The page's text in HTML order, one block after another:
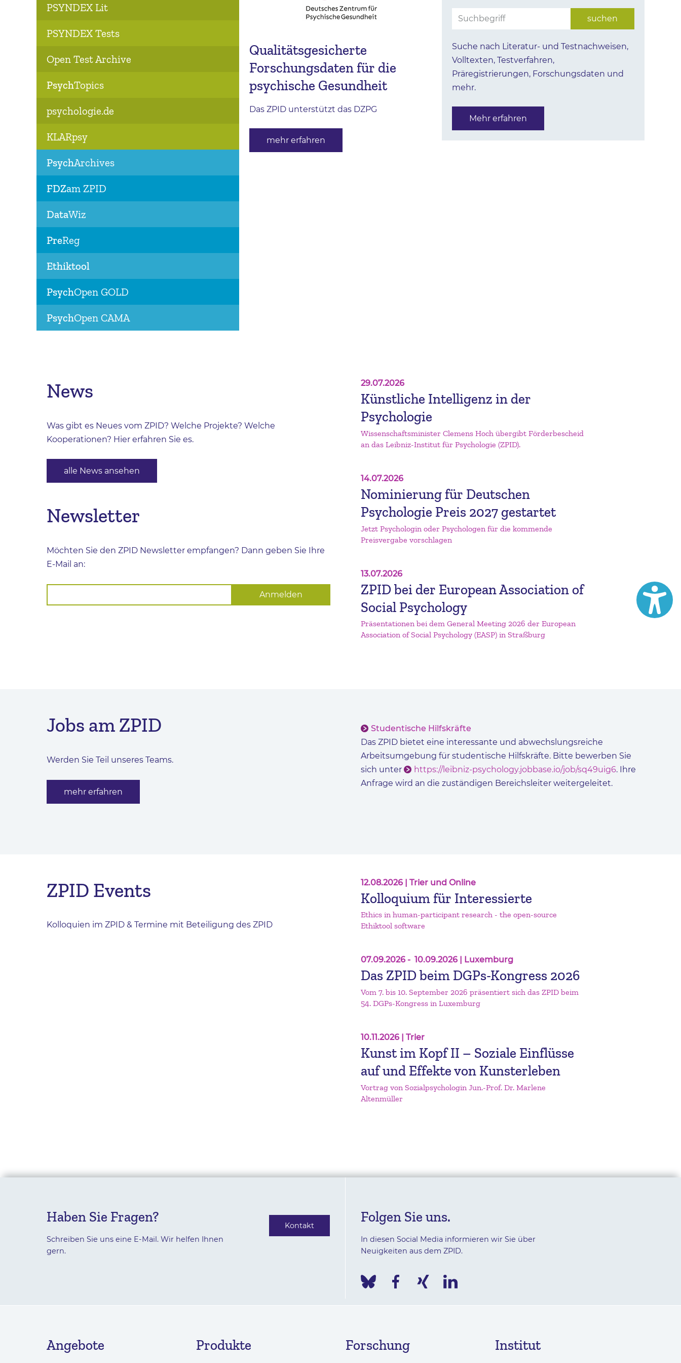
PSYNDEX Lit
PSYNDEX Tests
Open Test Archive
PsychTopics
psychologie.de
KLARpsy
PsychArchives
FDZam ZPID
DataWiz
PreReg
Ethiktool
PsychOpen GOLD
PsychOpen CAMA
Qualitätsgesicherte
Forschungsdaten für die
psychische Gesundheit
Das ZPID unterstützt das DZPG
mehr erfahren
Suche nach Literatur- und Testnachweisen,
Volltexten, Testverfahren,
Präregistrierungen, Forschungsdaten und
mehr.
Mehr erfahren
News
Was gibt es Neues vom ZPID? Welche Projekte? Welche
Kooperationen? Hier erfahren Sie es.
alle News ansehen
Newsletter
Möchten Sie den ZPID Newsletter empfangen? Dann geben Sie Ihre
E-Mail an:
29.07.2026
Künstliche Intelligenz in der
Psychologie
Wissenschaftsminister Clemens Hoch übergibt Förderbescheid
an das Leibniz-Institut für Psychologie (ZPID).
14.07.2026
Nominierung für Deutschen
Psychologie Preis 2027 gestartet
Jetzt Psychologin oder Psychologen für die kommende
Preisvergabe vorschlagen
13.07.2026
ZPID bei der European Association of
Social Psychology
Präsentationen bei dem General Meeting 2026 der European
Association of Social Psychology (EASP) in Straßburg
Jobs am ZPID
Werden Sie Teil unseres Teams.
mehr erfahren
Studentische Hilfskräfte
Das ZPID bietet eine interessante und abwechslungsreiche
Arbeitsumgebung für studentische Hilfskräfte. Bitte bewerben Sie
sich unter
https://leibniz-psychology.jobbase.io/job/sq49uig6. Ihre
Anfrage wird an die zuständigen Bereichsleiter weitergeleitet.
ZPID Events
Kolloquien im ZPID & Termine mit Beteiligung des ZPID
12.08.2026 | Trier und Online
Kolloquium für Interessierte
Ethics in human-participant research - the open-source
Ethiktool software
07.09.2026 - 10.09.2026 | Luxemburg
Das ZPID beim DGPs-Kongress 2026
Vom 7. bis 10. September 2026 präsentiert sich das ZPID beim
54. DGPs-Kongress in Luxemburg
10.11.2026 | Trier
Kunst im Kopf II – Soziale Einflüsse
auf und Effekte von Kunsterleben
Vortrag von Sozialpsychologin Jun.-Prof. Dr. Marlene
Altenmüller
Haben Sie Fragen?
Schreiben Sie uns eine E-Mail. Wir helfen Ihnen
gern.
Kontakt
Folgen Sie uns.
In diesen Social Media informieren wir Sie über
Neuigkeiten aus dem ZPID.
Angebote Produkte Forschung Institut